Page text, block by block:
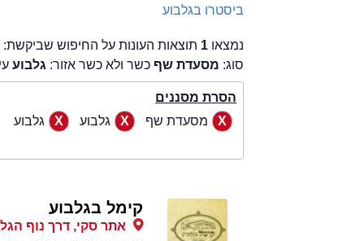
ביסטרו בגלבוע
נמצאו 1 תוצאות העונות על החיפוש שביקשת:
סוג: מסעדת שף כשר ולא כשר אזור: גלבוע
הסרת מסננים
מסעדת שף
גלבוע גלבוע
קימל בגלבוע
אתר סקי, דרך נוף